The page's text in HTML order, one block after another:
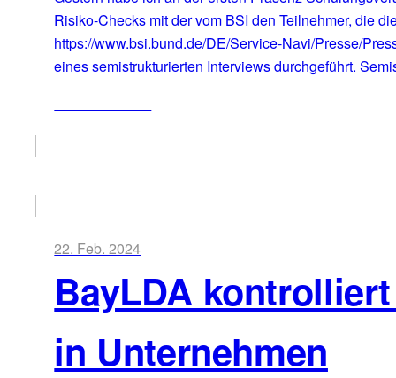
Risiko-Checks mit der vom BSI den Teilnehmer, die
https://www.bsi.bund.de/DE/Service-Navi/Presse/
eines semistrukturierten Interviews durchgeführt.
22. Feb. 2024
BayLDA
in Unternehmen